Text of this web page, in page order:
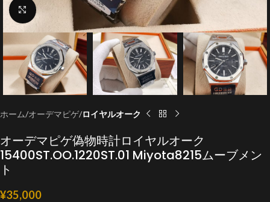
クリックで拡大
ホーム オーデマピゲ ロイヤルオーク
オーデマピゲ偽物時計ロイヤルオーク
15400ST.OO.1220ST.01 Miyota8215ムーブメン
ト
¥35,000